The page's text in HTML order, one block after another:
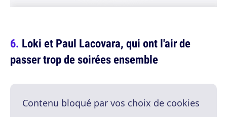
Loki et Paul Lacovara, qui ont l'air de
passer trop de soirées ensemble
Contenu bloqué par vos choix de cookies